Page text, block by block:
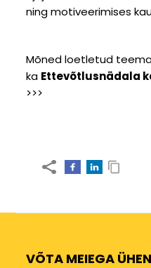
ning motiveerimises
Mõned loetletud
ka Ettevõtlusnädala
>>>
VÕTA MEIEGA